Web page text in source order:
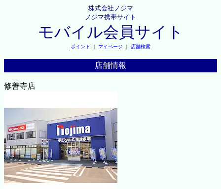
株式会社ノジマ
ノジマ携帯サイト
モバイル会員サイト
ポイント ｜ マイページ ｜ 店舗検索
店舗情報
修善寺店